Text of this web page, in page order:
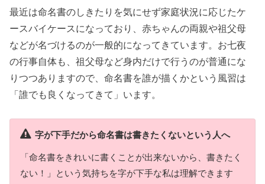
最近は命名書のしきたりを気にせず家庭状況に応じたケ
ースバイケースになっており、赤ちゃんの両親や祖父母
などが名づけるのが一般的になってきています。お七夜
の行事自体も、祖父母など身内だけで行うのが普通にな
りつつありますので、命名書を誰が描くかという風習は
「誰でも良くなってきて」います。
字が下手だから命名書は書きたくないという人へ
「命名書をきれいに書くことが出来ないから、書きたく
ない！」という気持ちを字が下手な私は理解できます